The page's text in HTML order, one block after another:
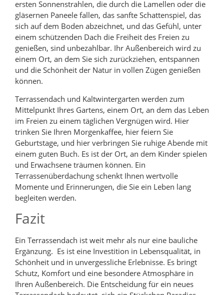
ersten Sonnenstrahlen, die durch die Lamellen oder die
gläsernen Paneele fallen, das sanfte Schattenspiel, das
sich auf dem Boden abzeichnet, und das Gefühl, unter
einem schützenden Dach die Freiheit des Freien zu
genießen, sind unbezahlbar. Ihr Außenbereich wird zu
einem Ort, an dem Sie sich zurückziehen, entspannen
und die Schönheit der Natur in vollen Zügen genießen
können.
Terrassendach und Kaltwintergarten werden zum
Mittelpunkt Ihres Gartens, einem Ort, an dem das Leben
im Freien zu einem täglichen Vergnügen wird. Hier
trinken Sie Ihren Morgenkaffee, hier feiern Sie
Geburtstage, und hier verbringen Sie ruhige Abende mit
einem guten Buch. Es ist der Ort, an dem Kinder spielen
und Erwachsene träumen können. Ein
Terrassenüberdachung schenkt Ihnen wertvolle
Momente und Erinnerungen, die Sie ein Leben lang
begleiten werden.
Fazit
Ein Terrassendach ist weit mehr als nur eine bauliche
Ergänzung. Es ist eine Investition in Lebensqualität, in
Schönheit und in unvergessliche Erlebnisse. Es bringt
Schutz, Komfort und eine besondere Atmosphäre in
Ihren Außenbereich. Die Entscheidung für ein neues